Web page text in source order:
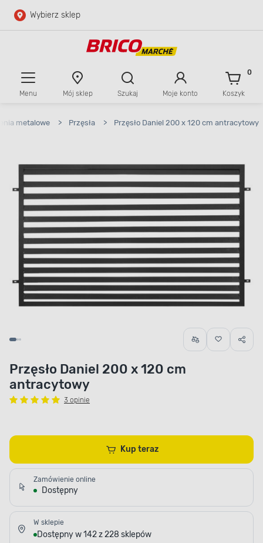
Przejdź do głównej zawartości
Wybierz sklep
Menu Mój sklep Szukaj Moje konto Koszyk
0
metalowe > Przęsła > Przęsło Daniel 200 x 120 cm antracytowy
Przęsło Daniel 200 x 120 cm
antracytowy
3 opinie
Kup teraz
Zamówienie online
Dostępny
W sklepie
Dostępny w 142 z 228 sklepów